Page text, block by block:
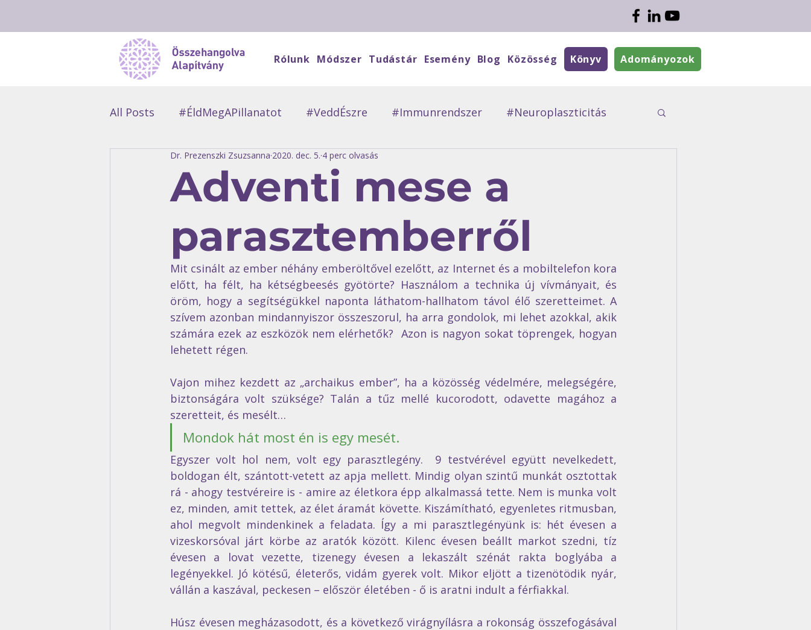
Rólunk Módszer Tudástár Esemény Blog Közösség Könyv Adományozok
All Posts #ÉldMegAPillanatot #VeddÉszre #Immunrendszer #Neuroplaszticitás
#ManóDuma #RésztvevőkMondták #Vendégblog
Adventi mese a
parasztemberről
Dr. Prezenszki Zsuzsanna 2020. dec. 5. 4 perc olvasás
Mit csinált az ember néhány emberöltővel ezelőtt, az Internet és a mobiltelefon kora
előtt, ha félt, ha kétségbeesés gyötörte? Használom a technika új vívmányait, és
öröm, hogy a segítségükkel naponta láthatom-hallhatom távol élő szeretteimet. A
szívem azonban mindannyiszor összeszorul, ha arra gondolok, mi lehet azokkal, akik
számára ezek az eszközök nem elérhetők?  Azon is nagyon sokat töprengek, hogyan
lehetett régen.
Vajon mihez kezdett az „archaikus ember”, ha a közösség védelmére, melegségére,
biztonságára volt szüksége? Talán a tűz mellé kucorodott, odavette magához a
szeretteit, és mesélt…
Mondok hát most én is egy mesét.
Egyszer volt hol nem, volt egy parasztlegény.  9 testvérével együtt nevelkedett,
boldogan élt, szántott-vetett az apja mellett. Mindig olyan szintű munkát osztottak
rá - ahogy testvéreire is - amire az életkora épp alkalmassá tette. Nem is munka volt
ez, minden, amit tettek, az élet áramát követte. Kiszámítható, egyenletes ritmusban,
ahol megvolt mindenkinek a feladata. Így a mi parasztlegényünk is: hét évesen a
vizeskorsóval járt körbe az aratók között. Kilenc évesen beállt markot szedni, tíz
évesen a lovat vezette, tizenegy évesen a lekaszált szénát rakta boglyába a
legényekkel. Jó kötésű, életerős, vidám gyerek volt. Mikor eljött a tizenötödik nyár,
vállán a kaszával, peckesen – először életében - ő is aratni indult a férfiakkal.
Húsz évesen megházasodott, és a következő virágnyílásra a rokonság összefogásával